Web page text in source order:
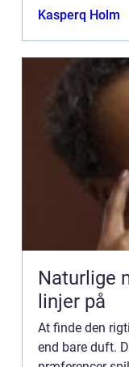
beskytter mod
Kasperq Holm
Naturlige
linjer på
At finde den
end bare duft.